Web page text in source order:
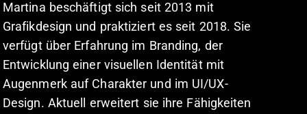
Martina beschäftigt sich seit 2013 mit
Grafikdesign und praktiziert es seit 2018. Sie
verfügt über Erfahrung im Branding, der
Entwicklung einer visuellen Identität mit
Augenmerk auf Charakter und im UI/UX-
Design. Aktuell erweitert sie ihre Fähigkeiten